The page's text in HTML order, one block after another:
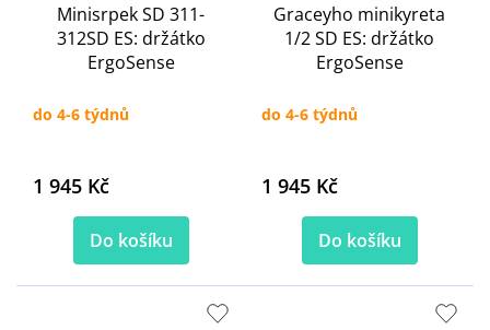
Minisrpek SD 311-
312SD ES: držátko
ErgoSense
do 4-6 týdnů
1 945 Kč
Do košíku
Graceyho minikyreta
1/2 SD ES: držátko
ErgoSense
do 4-6 týdnů
1 945 Kč
Do košíku